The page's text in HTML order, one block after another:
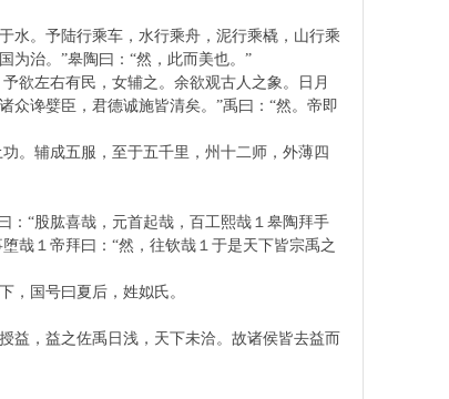
水。予陆行乘车，水行乘舟，泥行乘橇，山行乘
为治。”皋陶曰：“然，此而美也。”
欲左右有民，女辅之。余欲观古人之象。日月
众谗嬖臣，君德诚施皆清矣。”禹曰：“然。帝即
。辅成五服，至于五千里，州十二师，外薄四
：“股肱喜哉，元首起哉，百工熙哉１皋陶拜手
哉１帝拜曰：“然，往钦哉１于是天下皆宗禹之
，国号曰夏后，姓姒氏。
益，益之佐禹日浅，天下未洽。故诸侯皆去益而